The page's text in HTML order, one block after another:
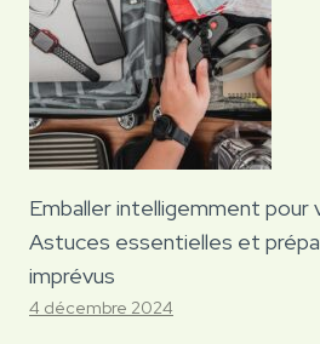
Emballer intelligemment pour
Astuces essentielles et
imprévus
4 décembre 2024